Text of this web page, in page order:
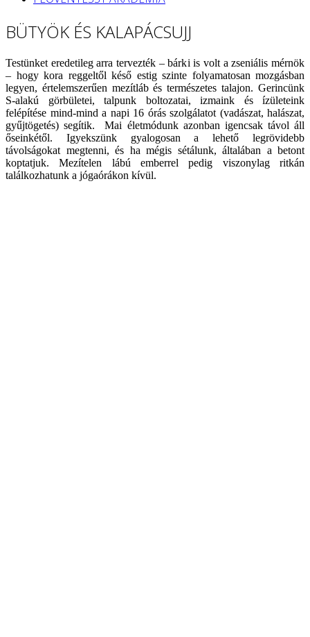
BÜTYÖK ÉS KALAPÁCSUJJ
Testünket eredetileg arra tervezték – bárki is volt a zseniális mérnök
– hogy kora reggeltől késő estig szinte folyamatosan mozgásban
legyen, értelemszerűen mezítláb és természetes talajon. Gerincünk
S-alakú görbületei, talpunk boltozatai, izmaink és ízületeink
felépítése mind-mind a napi 16 órás szolgálatot (vadászat, halászat,
gyűjtögetés) segítik. Mai életmódunk azonban igencsak távol áll
őseinkétől. Igyekszünk gyalogosan a lehető legrövidebb
távolságokat megtenni, és ha mégis sétálunk, általában a betont
koptatjuk. Mezítelen lábú emberrel pedig viszonylag ritkán
találkozhatunk a jógaórákon kívül.